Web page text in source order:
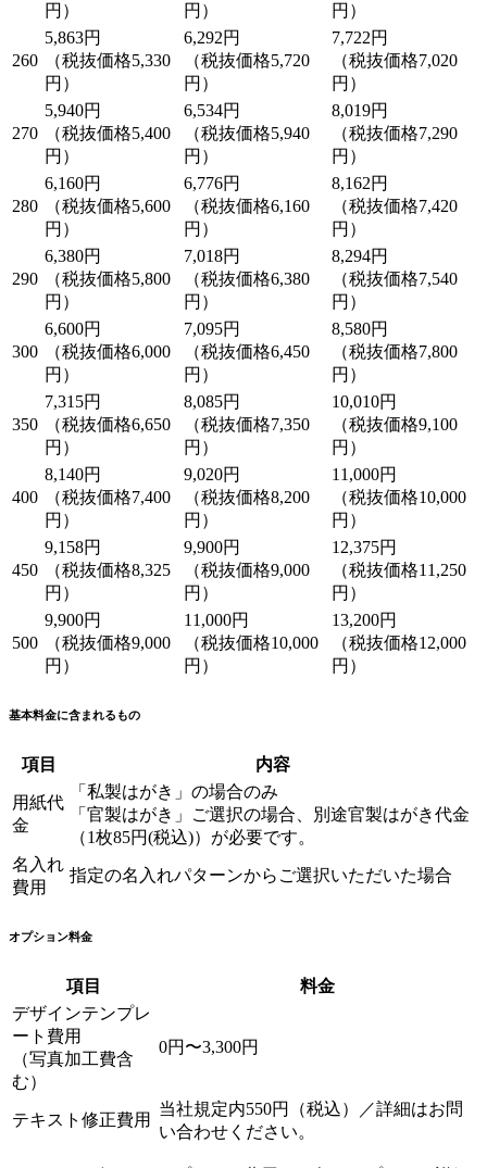
円）
円）
円）
260
5,863円
（税抜価格5,330
円）
6,292円
（税抜価格5,720
円）
7,722円
（税抜価格7,020
円）
270
5,940円
（税抜価格5,400
円）
6,534円
（税抜価格5,940
円）
8,019円
（税抜価格7,290
円）
280
6,160円
（税抜価格5,600
円）
6,776円
（税抜価格6,160
円）
8,162円
（税抜価格7,420
円）
290
6,380円
（税抜価格5,800
円）
7,018円
（税抜価格6,380
円）
8,294円
（税抜価格7,540
円）
300
6,600円
（税抜価格6,000
円）
7,095円
（税抜価格6,450
円）
8,580円
（税抜価格7,800
円）
350
7,315円
（税抜価格6,650
円）
8,085円
（税抜価格7,350
円）
10,010円
（税抜価格9,100
円）
400
8,140円
（税抜価格7,400
円）
9,020円
（税抜価格8,200
円）
11,000円
（税抜価格10,000
円）
450
9,158円
（税抜価格8,325
円）
9,900円
（税抜価格9,000
円）
12,375円
（税抜価格11,250
円）
500
9,900円
（税抜価格9,000
円）
11,000円
（税抜価格10,000
円）
13,200円
（税抜価格12,000
円）
基本料金に含まれるもの
項目 内容
用紙代
金
「私製はがき」の場合のみ
「官製はがき」ご選択の場合、別途官製はがき代金
（1枚85円(税込)）が必要です。
名入れ
費用
指定の名入れパターンからご選択いただいた場合
オプション料金
項目
料金
デザインテンプレ
ート費用
（写真加工費含
む）
0円〜3,300円
テキスト修正費用
当社規定内550円（税込）／詳細はお問
い合わせください。